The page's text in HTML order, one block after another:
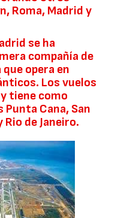
Roma, Madrid y
se ha
compañía de
opera en
Los vuelos
tiene como
Cana, San
Rio de Janeiro.